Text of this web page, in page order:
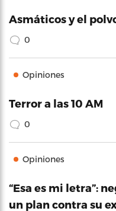
Asmáticos y el
0
Opiniones
Terror a las 10 AM
0
Opiniones
“Esa es mi letra”:
un plan contra su